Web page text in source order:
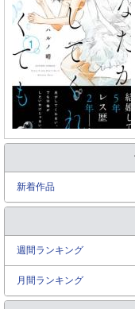
新着作品
週間ランキング
月間ランキング